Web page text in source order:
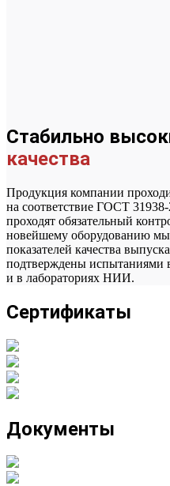
Стабильно
качества
Продукция компании
на соответствие ГОСТ
проходят обязательный
новейшему оборудованию мы
показателей качества
подтверждены испытаниями
и в лабораториях НИИ.
Сертификаты
Документы